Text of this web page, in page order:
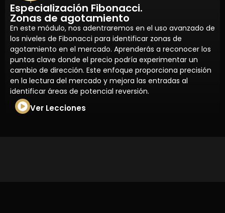
Especialización Fibonacci.
Zonas de agotamiento
En este módulo, nos adentraremos en el uso avanzado de
los niveles de Fibonacci para identificar zonas de
agotamiento en el mercado. Aprenderás a reconocer los
puntos clave donde el precio podría experimentar un
cambio de dirección. Este enfoque proporciona precisión
en la lectura del mercado y mejora las entradas al
identificar áreas de potencial reversión.
Ver Lecciones